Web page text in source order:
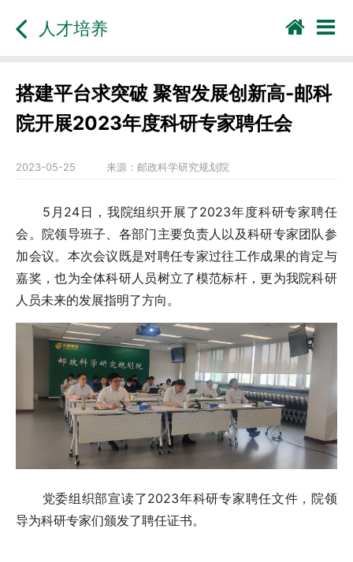
人才培养
搭建平台求突破 聚智发展创新高-邮科
院开展2023年度科研专家聘任会
2023-05-25 来源： 邮政科学研究规划院
5月24日，我院组织开展了2023年度科研专家聘任
会。院领导班子、各部门主要负责人以及科研专家团队参
加会议。本次会议既是对聘任专家过往工作成果的肯定与
嘉奖，也为全体科研人员树立了模范标杆，更为我院科研
人员未来的发展指明了方向。
党委组织部宣读了2023年科研专家聘任文件，院领
导为科研专家们颁发了聘任证书。